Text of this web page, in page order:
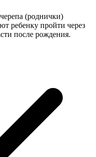
(роднички)
ребенку пройти через
после рождения.